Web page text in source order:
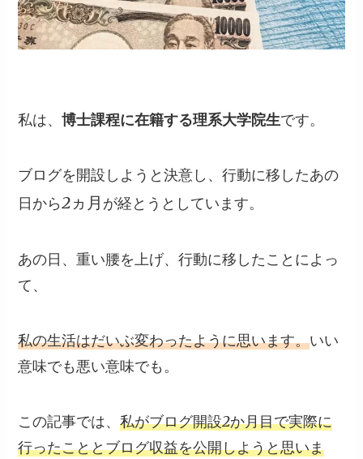
私は、博士課程に在籍する理系大学院生です。
ブログを開設しようと決意し、行動に移したあの
日から2ヵ月 が経とうとしています。
あの日、重い腰を上げ、行動に移したことによっ
て、
私の生活はだいぶ変わったように思います。いい
意味でも悪い意味でも。
この記事では、私がブログ開設2か月目で実際に
行ったこととブログ収益を公開しようと思いま